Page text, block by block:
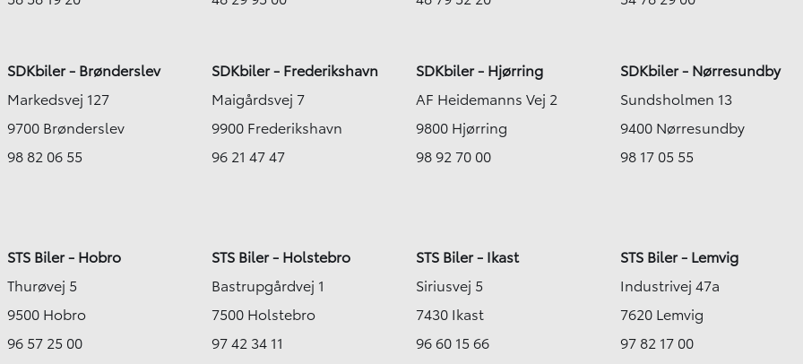
SDKbiler - Brønderslev
Markedsvej 127
9700 Brønderslev
98 82 06 55
SDKbiler - Frederikshavn
Maigårdsvej 7
9900 Frederikshavn
96 21 47 47
SDKbiler - Hjørring
AF Heidemanns Vej 2
9800 Hjørring
98 92 70 00
SDKbiler - Nørresundby
Sundsholmen 13
9400 Nørresundby
98 17 05 55
STS Biler - Hobro
Thurøvej 5
9500 Hobro
96 57 25 00
STS Biler - Holstebro
Bastrupgårdvej 1
7500 Holstebro
97 42 34 11
STS Biler - Ikast
Siriusvej 5
7430 Ikast
96 60 15 66
STS Biler - Lemvig
Industrivej 47a
7620 Lemvig
97 82 17 00